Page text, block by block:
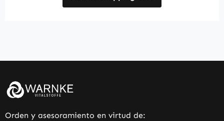
Orden y asesoramiento en virtud de: